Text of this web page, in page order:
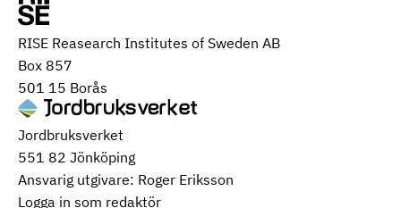
RISE Reasearch Institutes of Sweden AB
Box 857
501 15 Borås
Jordbruksverket
551 82 Jönköping
Ansvarig utgivare: Roger Eriksson
Logga in som redaktör